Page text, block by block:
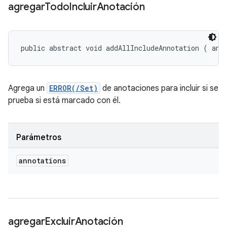
agregarTodoIncluirAnotación
public abstract void addAllIncludeAnnotation (
Agrega un ERROR(/Set) de anotaciones para incluir si se
prueba si está marcado con él.
Parámetros
annotations
agregarExcluirAnotación